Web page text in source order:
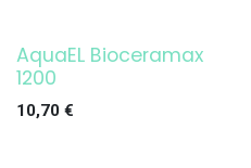
AquaEL Bioceramax
1200
10,70 €